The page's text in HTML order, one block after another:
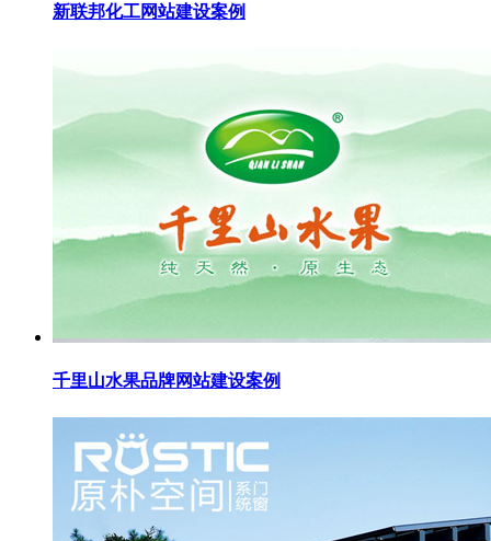
新联邦化工网站建设案例
千里山水果品牌网站建设案例